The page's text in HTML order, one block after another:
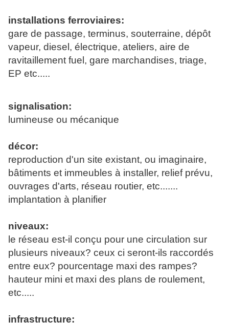
installations ferroviaires:
gare de passage, terminus, souterraine, dépôt
vapeur, diesel, électrique, ateliers, aire de
ravitaillement fuel, gare marchandises, triage,
EP etc.....
signalisation:
lumineuse ou mécanique
décor:
reproduction d'un site existant, ou imaginaire,
bâtiments et immeubles à installer, relief prévu,
ouvrages d'arts, réseau routier, etc.......
implantation à planifier
niveaux:
le réseau est-il conçu pour une circulation sur
plusieurs niveaux? ceux ci seront-ils raccordés
entre eux? pourcentage maxi des rampes?
hauteur mini et maxi des plans de roulement,
etc.....
infrastructure: